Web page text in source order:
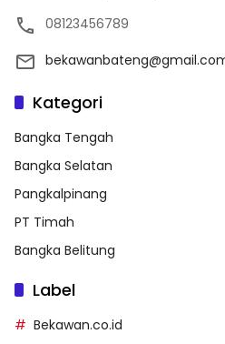
08123456789
Kategori
Bangka Tengah
Bangka Selatan
Pangkalpinang
PT Timah
Bangka Belitung
Label
Bekawan.co.id